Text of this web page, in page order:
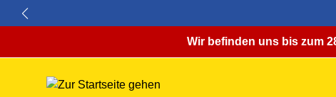
Wir befinden uns bis zum